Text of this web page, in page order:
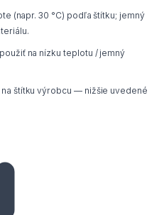
(napr. 30 °C) podľa štítku; jemný
na nízku teplotu / jemný
štítku výrobcu — nižšie uvedené